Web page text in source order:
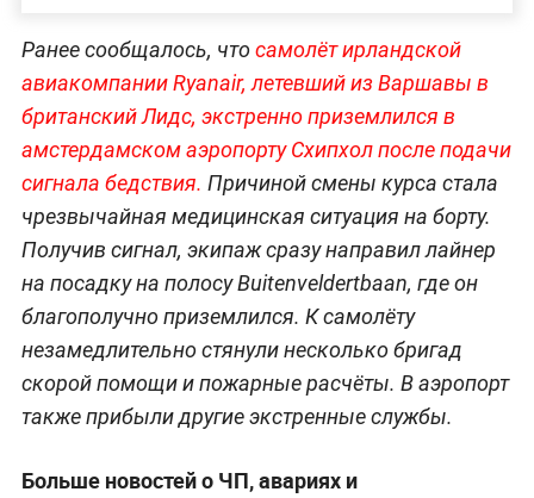
Ранее сообщалось, чтосамолёт ирландской
авиакомпании Ryanair, летевший из Варшавы в
британский Лидс, экстренно приземлился в
амстердамском аэропорту Схипхол после подачи
сигнала бедствия. Причиной смены курса стала
чрезвычайная медицинская ситуация на борту.
Получив сигнал, экипаж сразу направил лайнер
на посадку на полосу Buitenveldertbaan, где он
благополучно приземлился. К самолёту
незамедлительно стянули несколько бригад
скорой помощи и пожарные расчёты. В аэропорт
также прибыли другие экстренные службы.
Больше новостей о ЧП, авариях и